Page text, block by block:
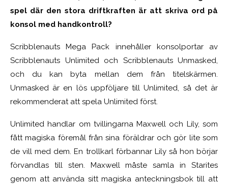
spel där den stora driftkraften är att skriva ord på
konsol med handkontroll?
Scribblenauts Mega Pack innehåller konsolportar av
Scribblenauts Unlimited och Scribblenauts Unmasked,
och du kan byta mellan dem från titelskärmen.
Unmasked är en lös uppföljare till Unlimited, så det är
rekommenderat att spela Unlimited först.
Unlimited handlar om tvillingarna Maxwell och Lily, som
fått magiska föremål från sina föräldrar och gör lite som
de vill med dem. En trollkarl förbannar Lily så hon börjar
förvandlas till sten. Maxwell måste samla in Starites
genom att använda sitt magiska anteckningsbok till att